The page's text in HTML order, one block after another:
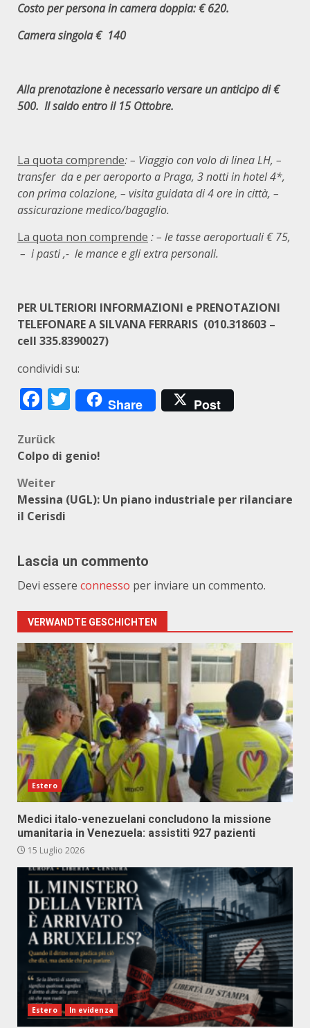
Costo per persona in camera doppia: € 620.
Camera singola € 140
Alla prenotazione è necessario versare un anticipo di €
500. Il saldo entro il 15 Ottobre.
La quota comprende: – Viaggio con volo di linea LH, –
transfer da e per aeroporto a Praga, 3 notti in hotel 4*,
con prima colazione, – visita guidata di 4 ore in città, –
assicurazione medico/bagaglio.
La quota non comprende : – le tasse aeroportuali € 75,
– i pasti ,- le mance e gli extra personali.
PER ULTERIORI INFORMAZIONI e PRENOTAZIONI
TELEFONARE A SILVANA FERRARIS (010.318603 –
cell 335.8390027)
condividi su:
Facebook
Twitter
Share Post
Beitragsnavigation
Zurück
Colpo di genio!
Weiter
Messina (UGL): Un piano industriale per rilanciare
il Cerisdi
Lascia un commento
Devi essere connesso per inviare un commento.
VERWANDTE GESCHICHTEN
Estero
Medici italo-venezuelani concludono la missione
umanitaria in Venezuela: assistiti 927 pazienti
15 Luglio 2026
Estero In evidenza